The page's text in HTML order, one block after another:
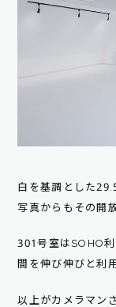
白を基調とした
写真からもその開
301号室はSOHO
間を伸び伸びと利
以上がカメラマン